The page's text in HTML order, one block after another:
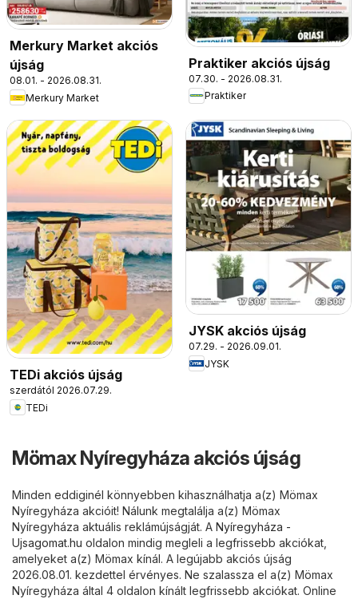
Merkury Market akciós
újság
08.01. - 2026.08.31.
Merkury Market
Praktiker akciós újság
07.30. - 2026.08.31.
Praktiker
TEDi akciós újság
szerdától 2026.07.29.
TEDi
JYSK akciós újság
07.29. - 2026.09.01.
JYSK
Mömax Nyíregyháza akciós újság
Minden eddiginél könnyebben kihasználhatja a(z) Mömax
Nyíregyháza akcióit! Nálunk megtalálja a(z) Mömax
Nyíregyháza aktuális reklámújságját. A Nyíregyháza -
Ujsagomat.hu oldalon mindig megleli a legfrissebb akciókat,
amelyeket a(z) Mömax kínál. A legújabb akciós újság
2026.08.01. kezdettel érvényes. Ne szalassza el a(z) Mömax
Nyíregyháza által 4 oldalon kínált legfrissebb akciókat. Online